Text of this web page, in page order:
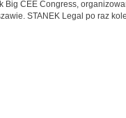
Big CEE Congress,
STANEK Legal po raz